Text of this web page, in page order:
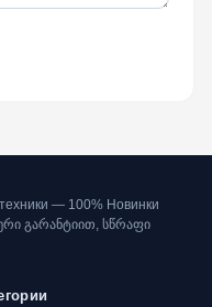
— 100% Новинки
გარანტიით, სწრაფი